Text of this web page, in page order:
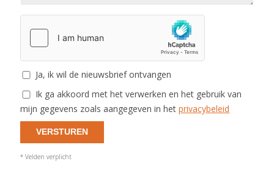
Ja, ik wil de nieuwsbrief ontvangen
Ik ga akkoord met het verwerken en het gebruik van
mijn gegevens zoals aangegeven in hetprivacybeleid
VERSTUREN
* Velden verplicht